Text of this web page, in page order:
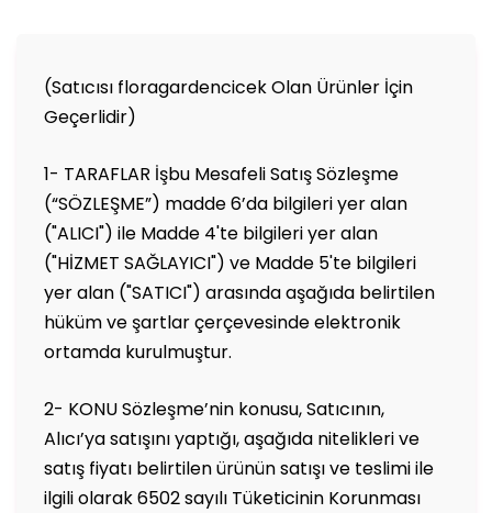
(Satıcısı floragardencicek Olan Ürünler İçin
Geçerlidir)
1- TARAFLAR İşbu Mesafeli Satış Sözleşme
(“SÖZLEŞME”) madde 6’da bilgileri yer alan
("ALICI") ile Madde 4'te bilgileri yer alan
("HİZMET SAĞLAYICI") ve Madde 5'te bilgileri
yer alan ("SATICI") arasında aşağıda belirtilen
hüküm ve şartlar çerçevesinde elektronik
ortamda kurulmuştur.
2- KONU Sözleşme’nin konusu, Satıcının,
Alıcı’ya satışını yaptığı, aşağıda nitelikleri ve
satış fiyatı belirtilen ürünün satışı ve teslimi ile
ilgili olarak 6502 sayılı Tüketicinin Korunması